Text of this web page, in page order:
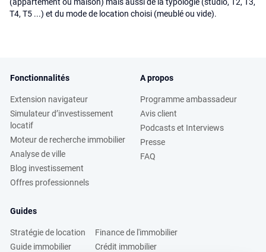
T4, T5 ...) et du mode de location choisi (meublé ou vide).
Fonctionnalités
Extension navigateur
Simulateur d’investissement
locatif
Moteur de recherche immobilier
Analyse de ville
Blog investissement
Offres professionnels
A propos
Programme ambassadeur
Avis client
Podcasts et Interviews
Presse
FAQ
Guides
Stratégie de location
Guide immobilier
Finance de l'immobilier
Crédit immobilier